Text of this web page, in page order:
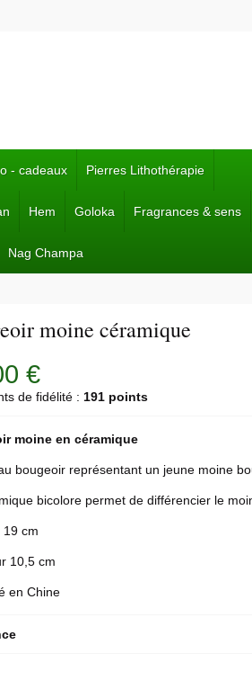
- cadeaux Pierres Lithothérapie
Hem Goloka Fragrances & sens
Nag Champa
moine céramique
€
de fidélité : 191 points
moine en céramique
bougeoir représentant un jeune moine
bicolore permet de différencier le
19 cm
10,5 cm
en Chine